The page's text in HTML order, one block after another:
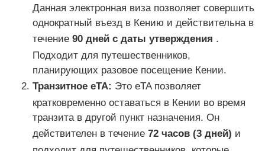
Данная электронная виза позволяет совершить
однократный въезд в Кению и действительна в
течение 90 дней с даты утверждения .
Подходит для путешественников,
планирующих разовое посещение Кении.
Транзитное eTA: Это eTA позволяет
кратковременно оставаться в Кении во время
транзита в другой пункт назначения. Он
действителен в течение 72 часов (3 дней) и